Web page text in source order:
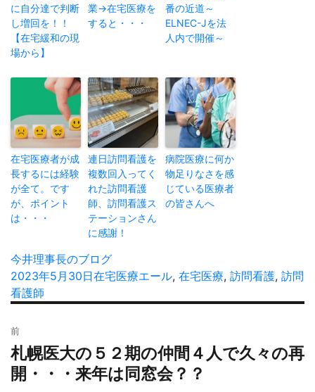
に自分達で判断
し増回を！！
【在宅緩和の現
場から】
業→在宅医療を
すると・・・
番の近道～
ELNEC-Jを法
人内で開催～
在宅医療者が成
長するには経験
が全て。です
が、ポイント
は・・・
連日訪問看護を
複数回入ってく
れた訪問看護
師、訪問看護ス
テーションさん
に感謝！
病院医療に何か
物足りなさを感
じている医療者
の皆さんへ
投
稿
者
今井理事長のブログ
投
稿
2023年5月30日カ
在宅医療タ
エール, 在宅医療, 訪問看護, 訪問
看護師
稿
ナ
ビ
前
過
去
の
札幌医大の５２期の仲間４人で久々の再
開・・・来年は同窓会？？